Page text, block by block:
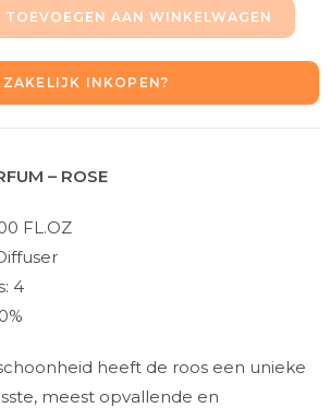
TOEVOEGEN AAN WINKELWAGEN
ZAKELIJK INKOPEN?
– ROSE
FL.OZ
4
heeft de roos een unieke
meest opvallende en